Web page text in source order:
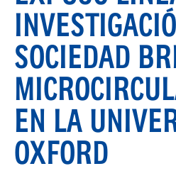
SOCIEDAD
EN LA
OXFORD